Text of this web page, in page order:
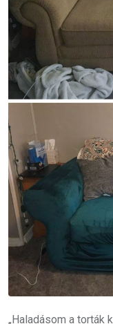
„Haladásom a torták